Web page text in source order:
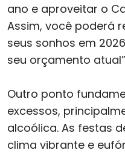
ano e aproveitar o
Assim, você poderá
seus sonhos em
seu orçamento
Outro ponto
excessos,
alcoólica. As festas
clima vibrante e